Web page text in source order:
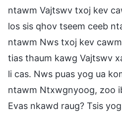
ntawm Vajtswv txoj kev
los sis qhov tseem ceeb
ntawm Nws txoj kev
tias thaum kawg Vajtswv
li cas. Nws puas yog ua
ntawm Ntxwgnyoog, zoo
Evas nkawd raug? Tsis